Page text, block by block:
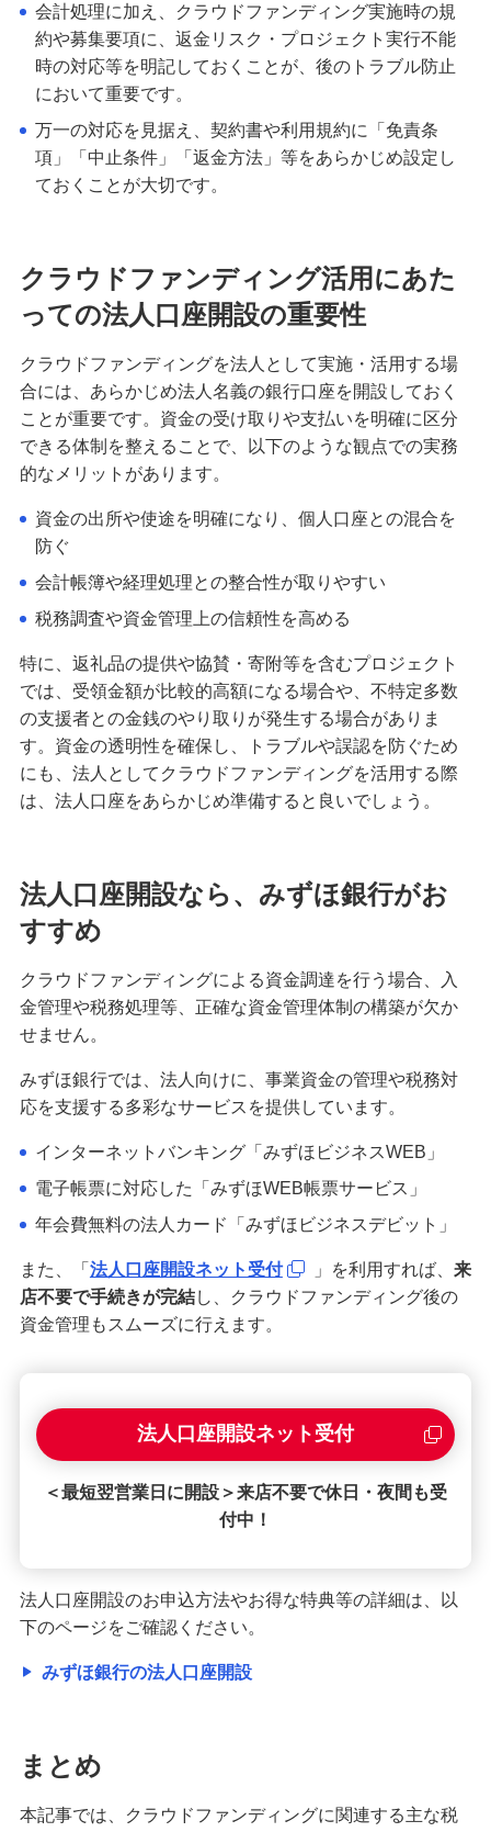
会計処理に加え、クラウドファンディング実施時の規
約や募集要項に、返金リスク・プロジェクト実行不能
時の対応等を明記しておくことが、後のトラブル防止
において重要です。
万一の対応を見据え、契約書や利用規約に「免責条
項」「中止条件」「返金方法」等をあらかじめ設定し
ておくことが大切です。
クラウドファンディング活用にあた
っての法人口座開設の重要性
クラウドファンディングを法人として実施・活用する場
合には、あらかじめ法人名義の銀行口座を開設しておく
ことが重要です。資金の受け取りや支払いを明確に区分
できる体制を整えることで、以下のような観点での実務
的なメリットがあります。
資金の出所や使途を明確になり、個人口座との混合を
防ぐ
会計帳簿や経理処理との整合性が取りやすい
税務調査や資金管理上の信頼性を高める
特に、返礼品の提供や協賛・寄附等を含むプロジェクト
では、受領金額が比較的高額になる場合や、不特定多数
の支援者との金銭のやり取りが発生する場合がありま
す。資金の透明性を確保し、トラブルや誤認を防ぐため
にも、法人としてクラウドファンディングを活用する際
は、法人口座をあらかじめ準備すると良いでしょう。
法人口座開設なら、みずほ銀行がお
すすめ
クラウドファンディングによる資金調達を行う場合、入
金管理や税務処理等、正確な資金管理体制の構築が欠か
せません。
みずほ銀行では、法人向けに、事業資金の管理や税務対
応を支援する多彩なサービスを提供しています。
インターネットバンキング「みずほビジネスWEB」
電子帳票に対応した「みずほWEB帳票サービス」
年会費無料の法人カード「みずほビジネスデビット」
また、「 法人口座開設ネット受付 」を利用すれば、 来
店不要で手続きが完結し、クラウドファンディング後の
資金管理もスムーズに行えます。
法人口座開設ネット受付
＜最短翌営業日に開設＞来店不要で休日・夜間も受
付中！
法人口座開設のお申込方法やお得な特典等の詳細は、以
下のページをご確認ください。
みずほ銀行の法人口座開設
まとめ
本記事では、クラウドファンディングに関連する主な税